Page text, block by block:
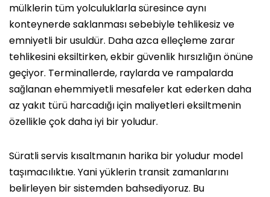
mülklerin tüm yolculuklarla süresince aynı
konteynerde saklanması sebebiyle tehlikesiz ve
emniyetli bir usuldür. Daha azca elleçleme zarar
tehlikesini eksiltirken, ekbir güvenlik hırsızlığın önüne
geçiyor. Terminallerde, raylarda ve rampalarda
sağlanan ehemmiyetli mesafeler kat ederken daha
az yakıt türü harcadığı için maliyetleri eksiltmenin
özellikle çok daha iyi bir yoludur.
Süratli servis kısaltmanın harika bir yoludur model
taşımacılıktıe. Yani yüklerin transit zamanlarını
belirleyen bir sistemden bahsediyoruz. Bu